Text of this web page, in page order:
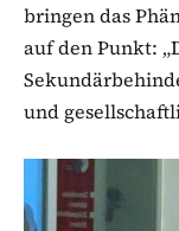
bringen das
auf den Punkt:
und